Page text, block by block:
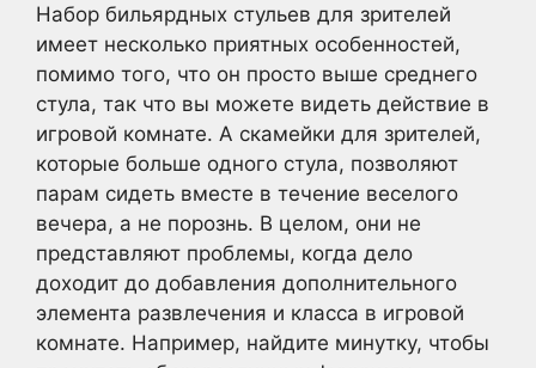
Набор бильярдных стульев для зрителей
имеет несколько приятных особенностей,
помимо того, что он просто выше среднего
стула, так что вы можете видеть действие в
игровой комнате. А скамейки для зрителей,
которые больше одного стула, позволяют
парам сидеть вместе в течение веселого
вечера, а не порознь. В целом, они не
представляют проблемы, когда дело
доходит до добавления дополнительного
элемента развлечения и класса в игровой
комнате. Например, найдите минутку, чтобы